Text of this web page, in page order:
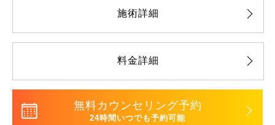
施術詳細
料金詳細
無料カウンセリング予約
24時間いつでも予約可能